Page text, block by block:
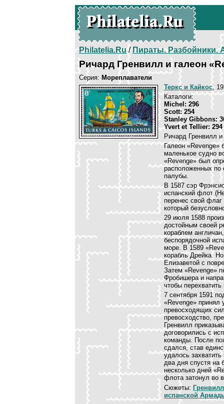
Philatelia.Ru/Пираты. Разбойники.
Ричард Гренвилл и галеон
Серия: Мореплаватели
Теркс и Кайкос,
Каталоги:
Michel: 296
Scott: 254
Stanley Gibbons:
Yvert et Tellier: 294
Ричард Гренвилл
Галеон «Revenge»
маленькое судно
«Revenge» был
расположенных по
палубы.
В 1587 сэр
испанский флот
перенес свой
который
29 июля 1588
достойным своей
кораблем
беспорядочной
море. В 1589
корабль Дрейка.
Елизаветой с
Затем «Revenge»
Фробишера и
чтобы
7 сентября 1591
«Revenge» принял
превосходящих
превосходство,
Гренвилл
договорились с
команды. После
сдался, став
удалось
два дня спустя на
несколько дней
флота затонул во
Сюжеты:
испанской